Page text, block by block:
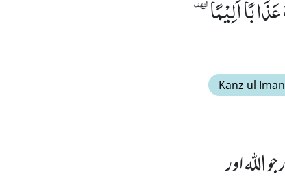
اَلِیْمًا۠
Kanz ul Iman
اللہ اور